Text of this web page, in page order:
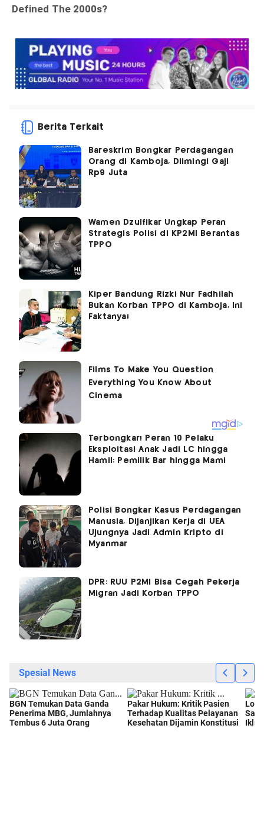
Berita Terkait
Bareskrim Bongkar Perdagangan
Orang di Kamboja, Diimingi Gaji
Rp9 Juta
Wamen Dzulfikar Ungkap Peran
Strategis Polisi di KP2MI Berantas
TPPO
Kiper Bandung Rizki Nur Fadhilah
Bukan Korban TPPO di Kamboja, Ini
Faktanya!
Terbongkar! Peran 10 Pelaku
Eksploitasi Anak Jadi LC hingga
Hamil: Pemilik Bar hingga Mami
Polisi Bongkar Kasus Perdagangan
Manusia, Dijanjikan Kerja di UEA
Ujungnya Jadi Admin Kripto di
Myanmar
DPR: RUU P2MI Bisa Cegah Pekerja
Migran Jadi Korban TPPO